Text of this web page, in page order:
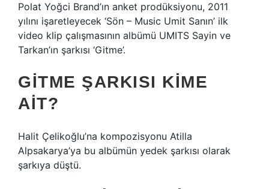
Polat Yoğci Brand’ın anket prodüksiyonu, 2011
yılını işaretleyecek ‘Sön – Music Umit Sanın’ ilk
video klip çalışmasının albümü UMITS Sayin ve
Tarkan’ın şarkısı ‘Gitme’.
GITME ŞARKISI KIME
AIT?
Halit Çelikoğlu’na kompozisyonu Atilla
Alpsakarya’ya bu albümün yedek şarkısı olarak
şarkıya düştü.